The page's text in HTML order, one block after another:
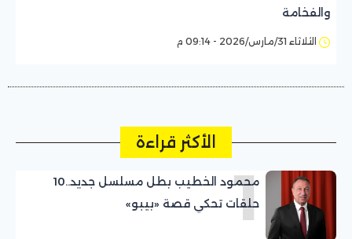
والفخامة
الثلاثاء 31/مارس/2026 - 09:14 م
الأكثر قراءة
1
محمود الخطيب بطل مسلسل جديد..10
حلقات تحكي قصة «بيبو»